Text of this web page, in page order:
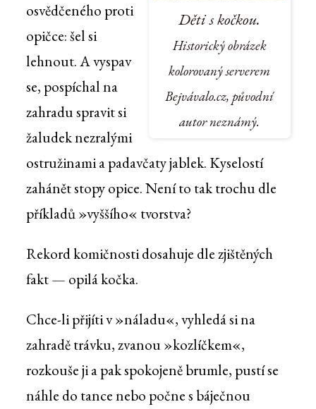
Děti s kočkou.
Historický obrázek
kolorovaný serverem
Bejvávalo.cz, původní
autor neznámý.
osvědčeného proti
opičce: šel si
lehnout. A vyspav
se, pospíchal na
zahradu spravit si
žaludek nezralými
ostružinami a padavčaty jablek. Kyselostí
zahánět stopy opice. Není to tak trochu dle
příkladů »vyššího« tvorstva?
Rekord komičnosti dosahuje dle zjištěných
fakt — opilá kočka.
Chce-li přijíti v »náladu«, vyhledá si na
zahradě trávku, zvanou »kozlíčkem«,
rozkouše ji a pak spokojeně brumle, pustí se
náhle do tance nebo počne s báječnou